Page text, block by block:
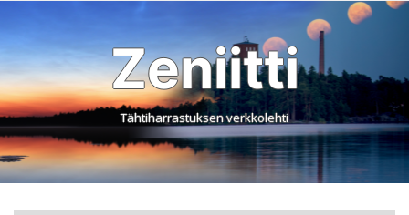
Zeniitti
Tähtiharrastuksen verkkolehti